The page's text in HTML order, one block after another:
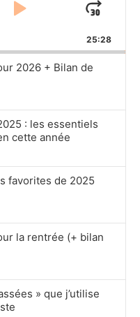
PLAY
PAUSE25:28
2026 + Bilan de
: les essentiels
cette année
favorites de 2025
la rentrée (+ bilan
» que j’utilise